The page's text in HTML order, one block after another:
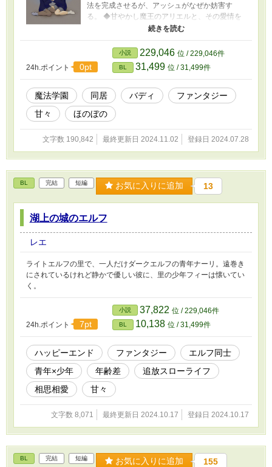
法を完成させるが、アッシュがなぜか妨害す
る。 ◆甘やかし魔王のアリエルと、その愛情を
満喫するアッシュの仲良しな日々。子供時代た
24h.ポイント 0pt
小説 229,046 位 / 229,046件
BL 31,499 位 / 31,499件
魔法学園 同居 バディ
ファンタジー
甘々
ほのぼの
文字数 190,842 最終更新日 2024.11.02 登録日 2024.07.28
BL 完結 短編 お気に入りに追加 13
湖上の城のエルフ
レエ
ライトエルフの里で、一人だけダークエルフの青年ナーリ。遠巻き
にされているけれど静かで優しい彼に、里の少年フィーは懐いてい
く。
24h.ポイント 7pt
小説 37,822 位 / 229,046件
BL 10,138 位 / 31,499件
ハッピーエンド ファンタジー
エルフ同士
青年×少年
年齢差
追放スローライフ
相思相愛
甘々
文字数 8,071 最終更新日 2024.10.17 登録日 2024.10.17
BL 完結 短編 お気に入りに追加 155